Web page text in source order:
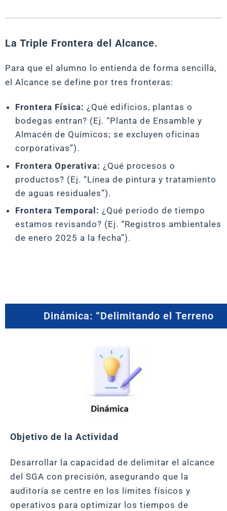
La Triple Frontera del Alcance.
Para que el alumno lo entienda de forma sencilla,
el Alcance se define por tres fronteras:
Frontera Física: ¿Qué edificios, plantas o
bodegas entran? (Ej. “Planta de Ensamble y
Almacén de Químicos; se excluyen oficinas
corporativas”).
Frontera Operativa: ¿Qué procesos o
productos? (Ej. “Línea de pintura y tratamiento
de aguas residuales”).
Frontera Temporal: ¿Qué periodo de tiempo
estamos revisando? (Ej. “Registros ambientales
de enero 2025 a la fecha”).
Dinámica: “Delimitando el Terreno
Objetivo de la Actividad
Desarrollar la capacidad de delimitar el alcance
del SGA con precisión, asegurando que la
auditoría se centre en los límites físicos y
operativos para optimizar los tiempos de